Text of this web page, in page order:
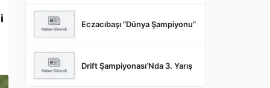
Eczacıbaşı “Dünya Şampiyonu”
Drift Şampiyonası’Nda 3. Yarış